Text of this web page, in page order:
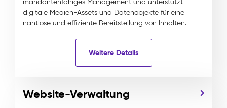
mandantenfähiges Management und unterstützt
digitale Medien-Assets und Datenobjekte für eine
nahtlose und effiziente Bereitstellung von Inhalten.
Weitere Details
Website-Verwaltung